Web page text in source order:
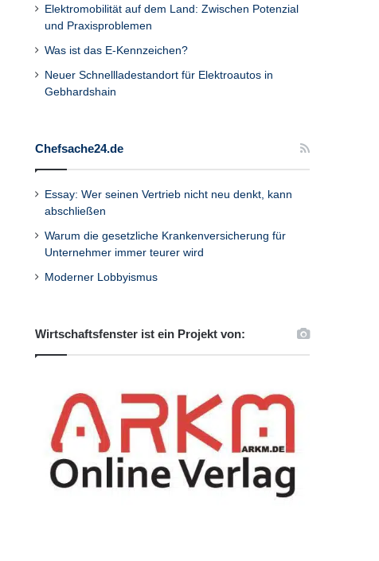
Elektromobilität auf dem Land: Zwischen Potenzial
und Praxisproblemen
Was ist das E-Kennzeichen?
Neuer Schnellladestandort für Elektroautos in
Gebhardshain
Chefsache24.de
Essay: Wer seinen Vertrieb nicht neu denkt, kann
abschließen
Warum die gesetzliche Krankenversicherung für
Unternehmer immer teurer wird
Moderner Lobbyismus
Wirtschaftsfenster ist ein Projekt von: